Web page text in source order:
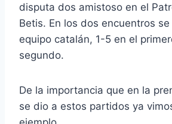
disputa dos amistoso en el
Betis. En los dos encuentros
equipo catalán, 1-5 en el
segundo.
De la importancia que en la
se dio a estos partidos ya